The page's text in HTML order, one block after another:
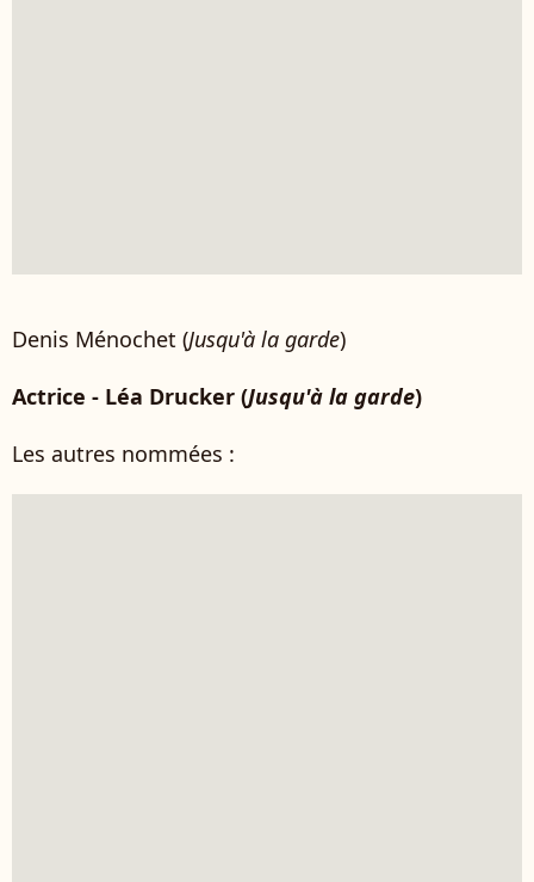
Denis Ménochet (Jusqu'à la garde)
Actrice - Léa Drucker (Jusqu'à la garde)
Les autres nommées :